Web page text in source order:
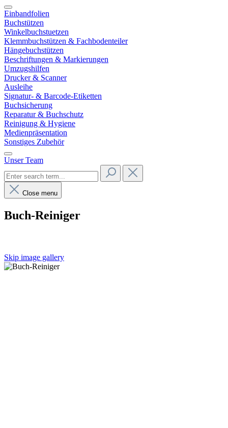
Einbandfolien
Buchstützen
Winkelbuchstuetzen
Klemmbuchstützen & Fachbodenteiler
Hängebuchstützen
Beschriftungen & Markierungen
Umzugshilfen
Drucker & Scanner
Ausleihe
Signatur- & Barcode-Etiketten
Buchsicherung
Reparatur & Buchschutz
Reinigung & Hygiene
Medienpräsentation
Sonstiges Zubehör
Unser Team
Close menu
Buch-Reiniger
Skip image gallery